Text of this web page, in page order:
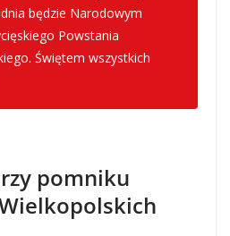
będzie Narodowym
Powstania
Świętem wszystkich
swoim powstańczym apelu
pomniku